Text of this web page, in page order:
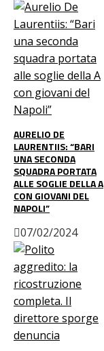
AURELIO DE
LAURENTIIS: “BARI
UNA SECONDA
SQUADRA PORTATA
ALLE SOGLIE DELLA A
CON GIOVANI DEL
NAPOLI”
07/02/2024